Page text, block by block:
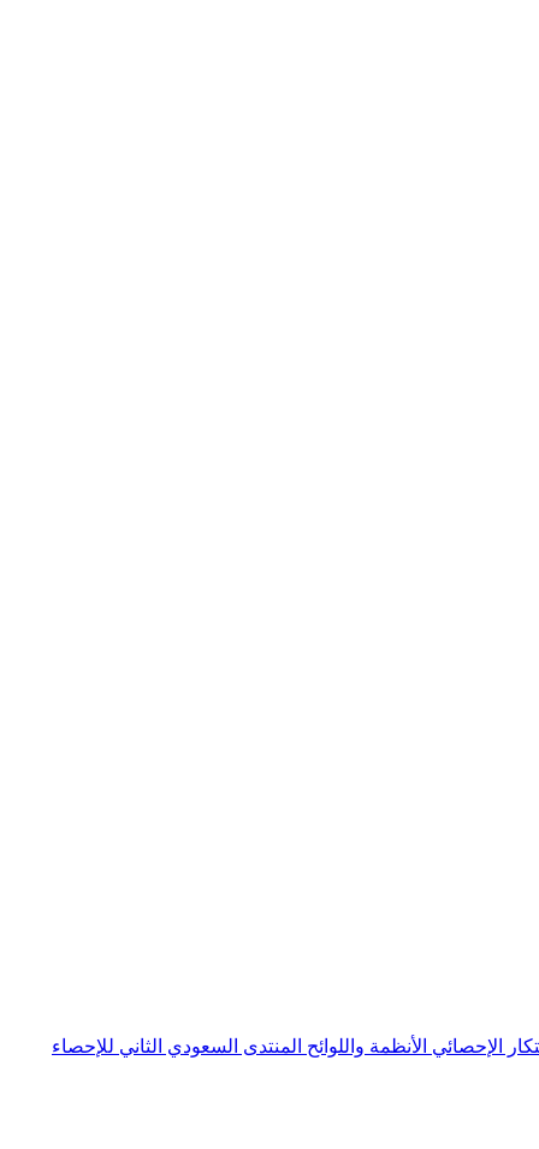
الإحصائي الأنظمة واللوائح المنتدى السعودي الثاني للإحصاء